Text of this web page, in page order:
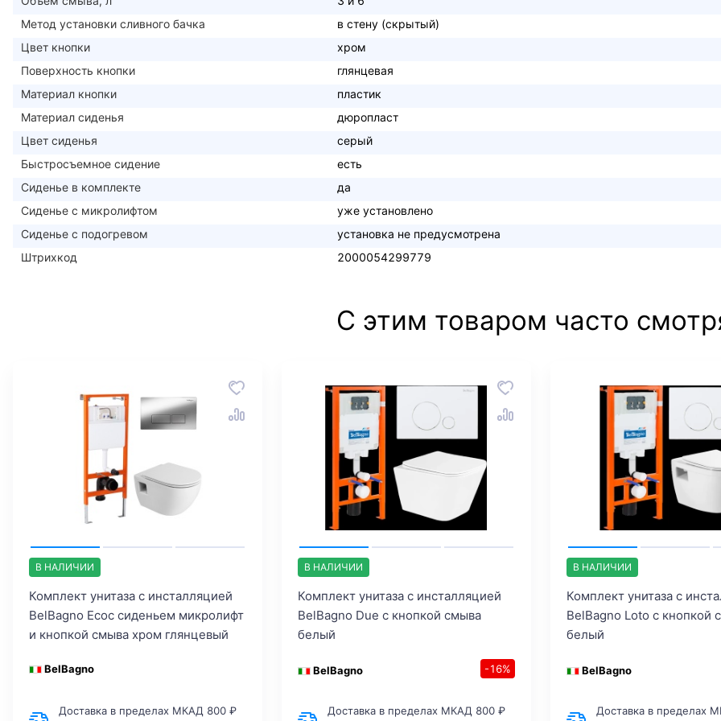
Метод установки сливного бачка
в стену (скрытый)
Цвет кнопки
хром
Поверхность кнопки
глянцевая
Материал кнопки
пластик
Материал сиденья
дюропласт
Цвет сиденья
серый
Быстросъемное сидение
есть
Сиденье в комплекте
да
Сиденье с микролифтом
уже установлено
Сиденье с подогревом
установка не предусмотрена
Штрихкод
2000054299779
С этим товаром часто
В НАЛИЧИИ
Комплект унитаза с инсталляцией
BelBagno Ecoс сиденьем микролифт
и кнопкой смыва хром глянцевый
BelBagno
Доставка в пределах МКАД 800 ₽
В НАЛИЧИИ
Комплект унитаза с инсталляцией
BelBagno Due с кнопкой смыва
белый
BelBagno -16%
Доставка в пределах МКАД 800 ₽
В НАЛИЧИИ
Комплект унитаза с
BelBagno Loto с кнопкой
белый
BelBagno
Доставка в пределах